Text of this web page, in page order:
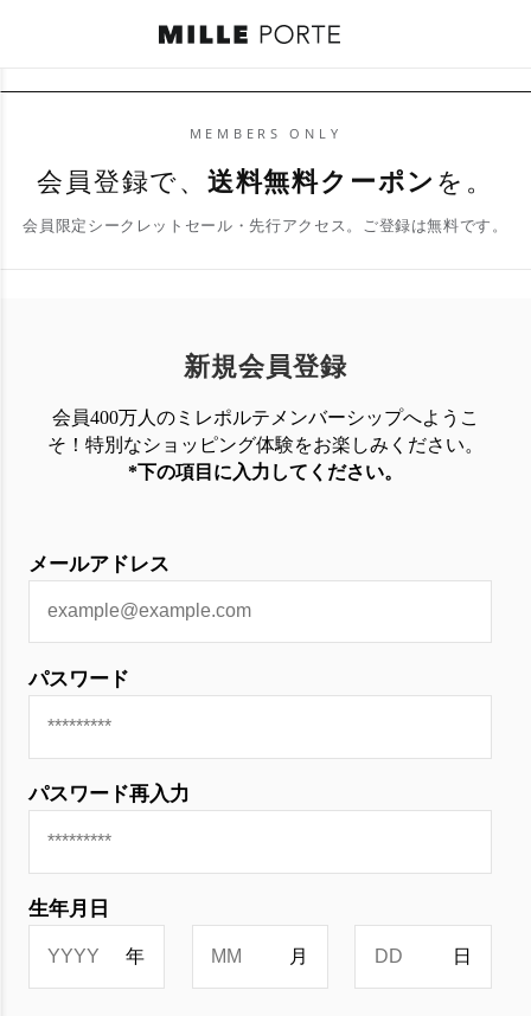
MEMBERS ONLY
会員登録で、 送料無料クーポン を。
会員限定シークレットセール・先行アクセス。ご登録は無料です。
新規会員登録
会員400万人のミレポルテメンバーシップへようこ
そ！特別なショッピング体験を お楽しみください。
*下の項目に入力してください。
メールアドレス
パスワード
パスワード再入力
生年月日